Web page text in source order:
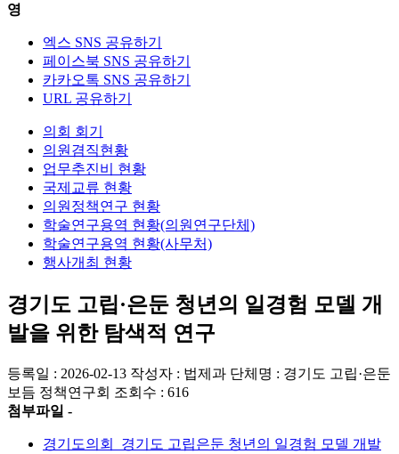
영
엑스 SNS 공유하기
페이스북 SNS 공유하기
카카오톡 SNS 공유하기
URL 공유하기
의회 회기
의원겸직현황
업무추진비 현황
국제교류 현황
의원정책연구 현황
학술연구용역 현황(의원연구단체)
학술연구용역 현황(사무처)
행사개최 현황
경기도 고립·은둔 청년의 일경험 모델 개
발을 위한 탐색적 연구
등록일 : 2026-02-13 작성자 : 법제과 단체명 : 경기도 고립·은둔
보듬 정책연구회 조회수 : 616
첨부파일 -
경기도의회_경기도 고립은둔 청년의 일경험 모델 개발